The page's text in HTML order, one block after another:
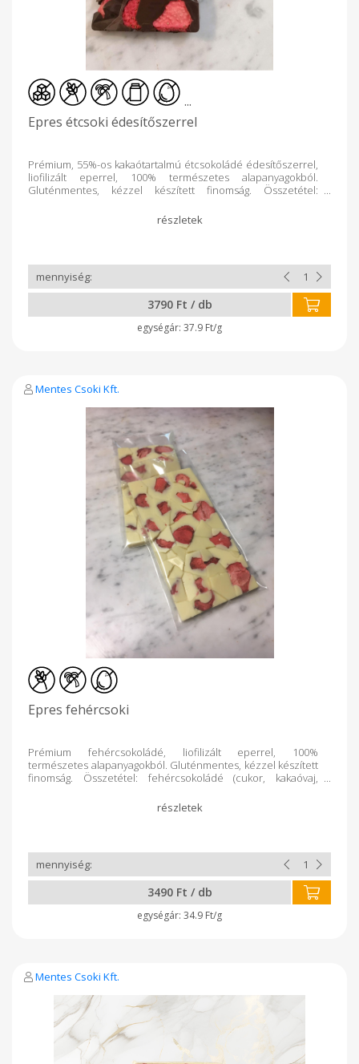
...
Epres étcsoki édesítőszerrel
Prémium, 55%-os kakaótartalmú étcsokoládé édesítőszerrel,
liofilizált eperrel, 100% természetes alapanyagokból.
Gluténmentes, kézzel készített finomság. Összetétel:
szójalecitin, természetes vanília), liofilizált eper
3790 Ft / db
37.9 Ft/g
Mentes Csoki Kft.
Epres fehércsoki
Prémium fehércsokoládé, liofilizált eperrel, 100%
természetes alapanyagokból. Gluténmentes, kézzel készített
finomság. Összetétel: fehércsokoládé (cukor, kakaóvaj,
3490 Ft / db
34.9 Ft/g
Mentes Csoki Kft.